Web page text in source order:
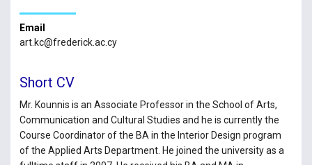
Email
art.kc@frederick.ac.cy
Short CV
Mr. Kounnis is an Associate Professor in the School of Arts,
Communication and Cultural Studies and he is currently the
Course Coordinator of the BA in the Interior Design program
of the Applied Arts Department. He joined the university as a